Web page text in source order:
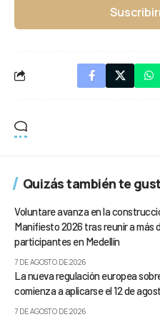
Quizás también te
Voluntare avanza en la
Manifiesto 2026 tras reunir a más
participantes en Medellín
7 DE AGOSTO DE 2026
La nueva regulación europea
comienza a aplicarse el 12 de
7 DE AGOSTO DE 2026